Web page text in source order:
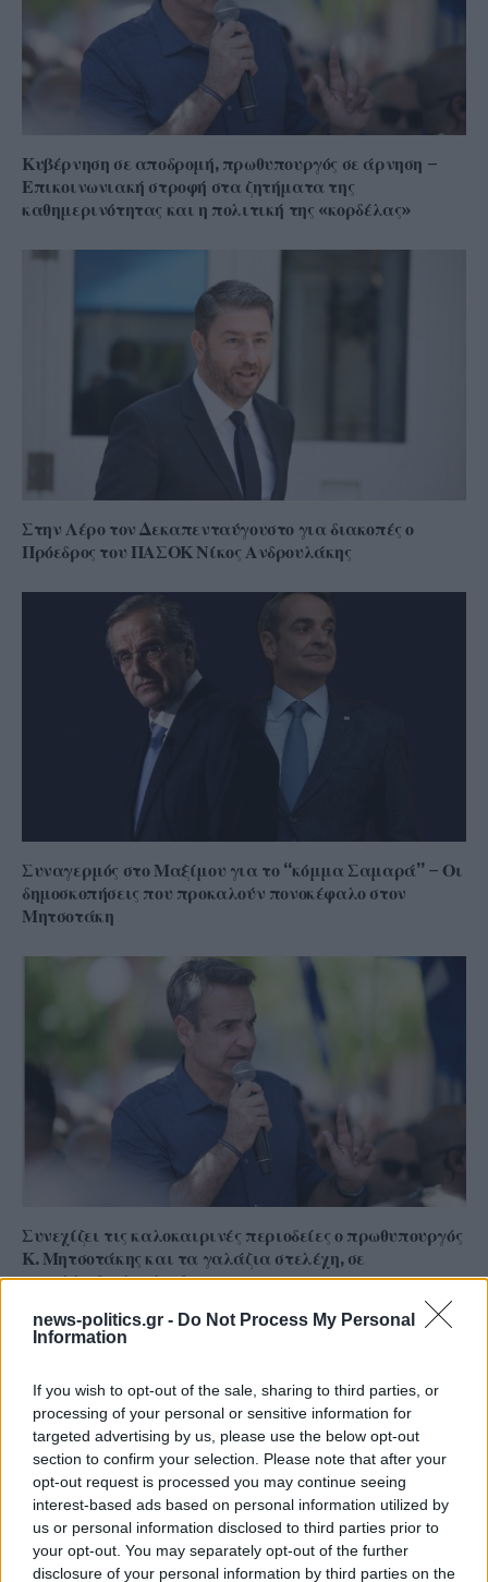
news-politics.gr - Do Not Process My Personal
Information
If you wish to opt-out of the sale, sharing to third parties, or
processing of your personal or sensitive information for
targeted advertising by us, please use the below opt-out
section to confirm your selection. Please note that after your
opt-out request is processed you may continue seeing
interest-based ads based on personal information utilized by
us or personal information disclosed to third parties prior to
your opt-out. You may separately opt-out of the further
disclosure of your personal information by third parties on the
Κυβέρνηση σε αποδρομή, πρωθυπουργός σε άρνηση –
Επικοινωνιακή στροφή στα ζητήματα της
καθημερινότητας και η πολιτική της «κορδέλας»
Στην Λέρο τον Δεκαπενταύγουστο για διακοπές ο
Πρόεδρος του ΠΑΣΟΚ Νίκος Ανδρουλάκης
Συναγερμός στο Μαξίμου για το “κόμμα Σαμαρά” – Οι
δημοσκοπήσεις που προκαλούν πονοκέφαλο στον
Μητσοτάκη
Συνεχίζει τις καλοκαιρινές περιοδείες ο πρωθυπουργός
Κ. Μητσοτάκης και τα γαλάζια στελέχη, σε
πανελλαδικό επίπεδο